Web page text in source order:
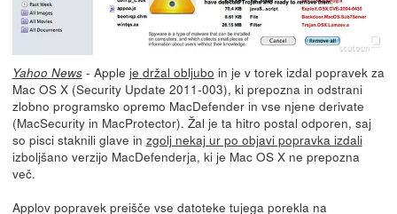
Yahoo News- Apple je držal obljubo in je v torek izdal popravek za
Mac OS X (Security Update 2011-003), ki prepozna in odstrani
zlobno programsko opremo MacDefender in vse njene derivate
(MacSecurity in MacProtector). Žal je ta hitro postal odporen, saj
so pisci staknili glave in zgolj nekaj ur po objavi popravka izdali
izboljšano verzijo MacDefenderja, ki je Mac OS X ne prepozna
več.
Applov popravek preišče vse datoteke tujega porekla na